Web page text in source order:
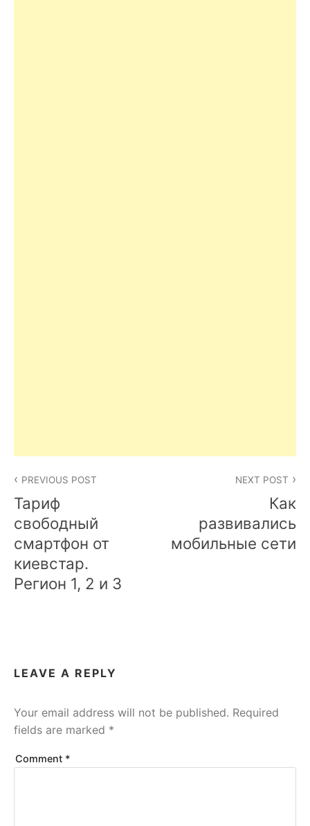
navigation
PREVIOUS POST
Тариф
свободный
смартфон от
киевстар.
Регион 1, 2 и 3
NEXT POST
Как
развивались
мобильные сети
LEAVE A REPLY
Your email address will not be published. Required
fields are marked *
Comment *